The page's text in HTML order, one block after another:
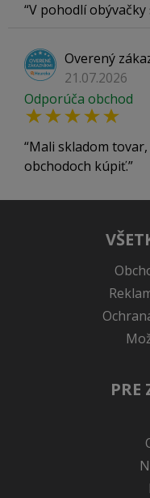
V pohodlí
Overený
21.07.2026
Odporúča obchod
Mali skladom
obchodoch kúpiť.
PRE